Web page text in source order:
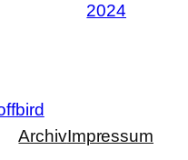
2024
ArchivImpressum